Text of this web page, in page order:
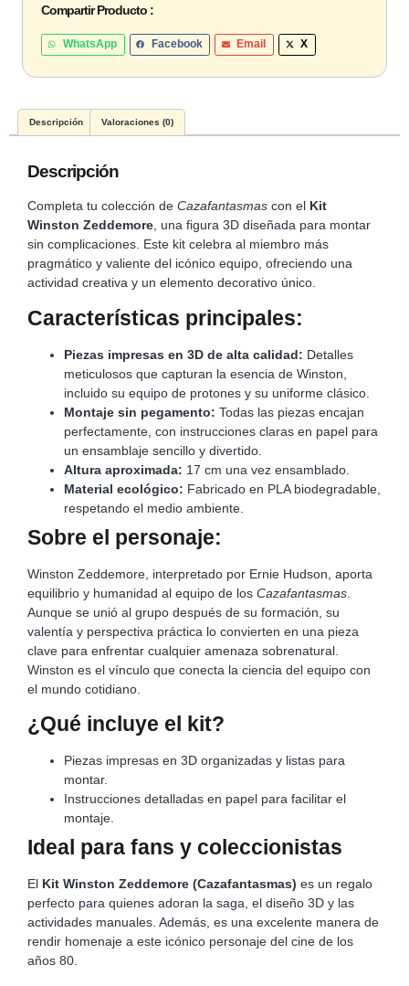
Compartir Producto :
WhatsApp Facebook Email X
Descripción Valoraciones (0)
Descripción
Completa tu colección de Cazafantasmas con el Kit
Winston Zeddemore, una figura 3D diseñada para montar
sin complicaciones. Este kit celebra al miembro más
pragmático y valiente del icónico equipo, ofreciendo una
actividad creativa y un elemento decorativo único.
Características principales:
Piezas impresas en 3D de alta calidad: Detalles
meticulosos que capturan la esencia de Winston,
incluido su equipo de protones y su uniforme clásico.
Montaje sin pegamento: Todas las piezas encajan
perfectamente, con instrucciones claras en papel para
un ensamblaje sencillo y divertido.
Altura aproximada: 17 cm una vez ensamblado.
Material ecológico: Fabricado en PLA biodegradable,
respetando el medio ambiente.
Sobre el personaje:
Winston Zeddemore, interpretado por Ernie Hudson, aporta
equilibrio y humanidad al equipo de los Cazafantasmas
Aunque se unió al grupo después de su formación, su
valentía y perspectiva práctica lo convierten en una pieza
clave para enfrentar cualquier amenaza sobrenatural.
Winston es el vínculo que conecta la ciencia del equipo con
el mundo cotidiano.
¿Qué incluye el kit?
Piezas impresas en 3D organizadas y listas para
montar.
Instrucciones detalladas en papel para facilitar el
montaje.
Ideal para fans y coleccionistas
El Kit Winston Zeddemore (Cazafantasmas) es un regalo
perfecto para quienes adoran la saga, el diseño 3D y las
actividades manuales. Además, es una excelente manera de
rendir homenaje a este icónico personaje del cine de los
años 80.